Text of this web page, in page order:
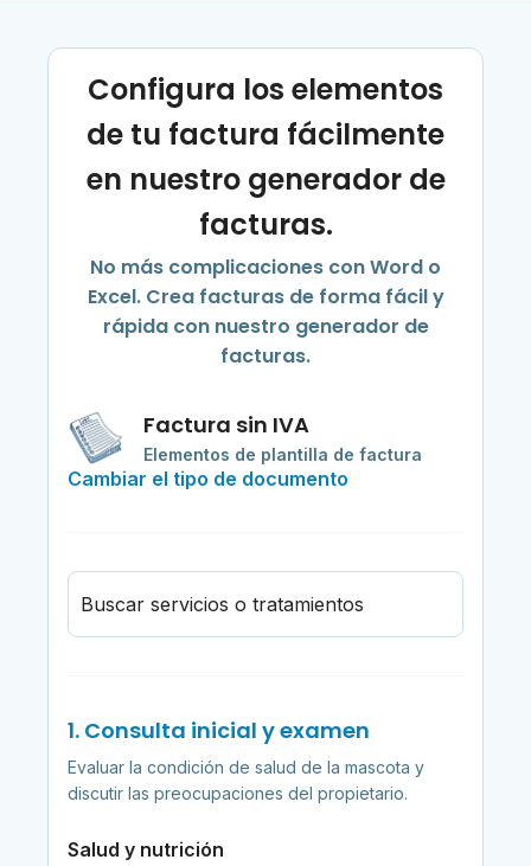
Configura los elementos
de tu factura fácilmente
en nuestro generador de
facturas.
No más complicaciones con Word o
Excel. Crea facturas de forma fácil y
rápida con nuestro generador de
facturas.
Factura sin IVA
Elementos de plantilla de factura
Cambiar el tipo de documento
Buscar servicios o tratamientos
1. Consulta inicial y examen
Evaluar la condición de salud de la mascota y
discutir las preocupaciones del propietario.
Salud y nutrición